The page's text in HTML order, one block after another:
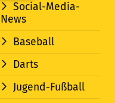
Social-Media-
News
Baseball
Darts
Jugend-Fußball